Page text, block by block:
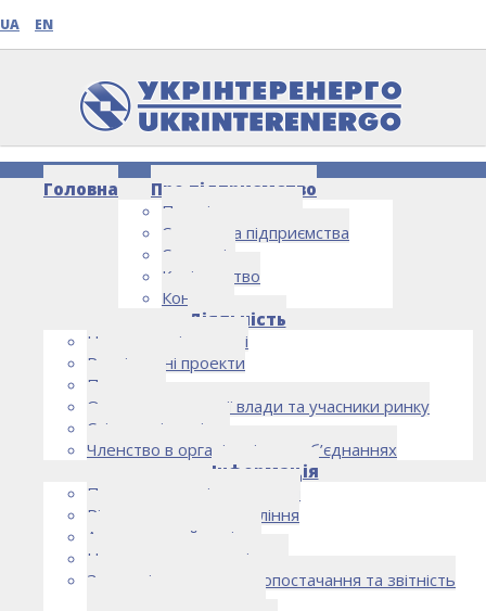
UA EN
Головна
Про підприємство
Про підприємство
Структура підприємства
Стратегія
Керівництво
Контакти
Діяльність
Напрямки діяльності
Реалізовані проекти
Партнери
Органи державної влади та учасники ринку
Спільна діяльність
Членство в організаціях та об’єднаннях
Інформація
Правоустановчі документи
Рішення органу управління
Аудиторський комітет
Нормативно-правові акти
Загальні умови електропостачання та звітність
НОВИНИ